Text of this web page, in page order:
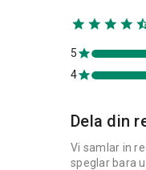
4
5
Dela din
Vi samlar in
speglar bara